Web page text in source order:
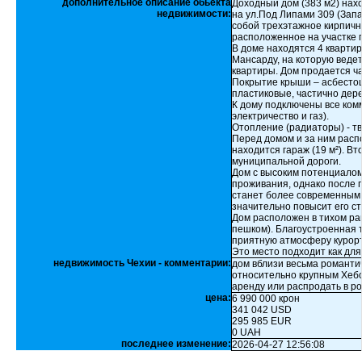
дополнительное описание обьекта
недвижимости:
Доходный дом (383 м2)
на ул.Под Липами 309
собой трехэтажное
расположенное на
В доме находятся 4
Мансарду, на которую
квартиры. Дом продается
Покрытие крыши –
пластиковые, частично
К дому подключены все
электричество и газ).
Отопление (радиаторы) -
Перед домом и за ним
находится гараж (19 м²).
муниципальной дороги.
Дом с высоким
проживания, однако после
станет более
значительно повысит его
Дом расположен в тихом
пешком). Благоустроенная
приятную атмосферу
Это место подходит как
недвижимость Чехии - комментарии:дом вблизи весьма
относительно крупным
аренду или распродать в
цена:6 990 000 крон
341 042 USD
295 985 EUR
0 UAH
последнее изменение:2026-04-27 12:56:08